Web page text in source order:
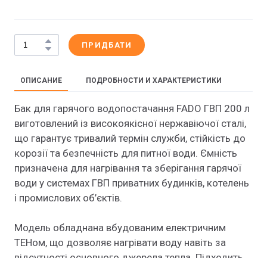
ПРИДБАТИ
ОПИСАНИЕ ПОДРОБНОСТИ И ХАРАКТЕРИСТИКИ
Бак для гарячого водопостачання FADO ГВП 200 л
виготовлений із високоякісної нержавіючої сталі,
що гарантує тривалий термін служби, стійкість до
корозії та безпечність для питної води. Ємність
призначена для нагрівання та зберігання гарячої
води у системах ГВП приватних будинків, котелень
і промислових об’єктів.
Модель обладнана вбудованим електричним
ТЕНом, що дозволяє нагрівати воду навіть за